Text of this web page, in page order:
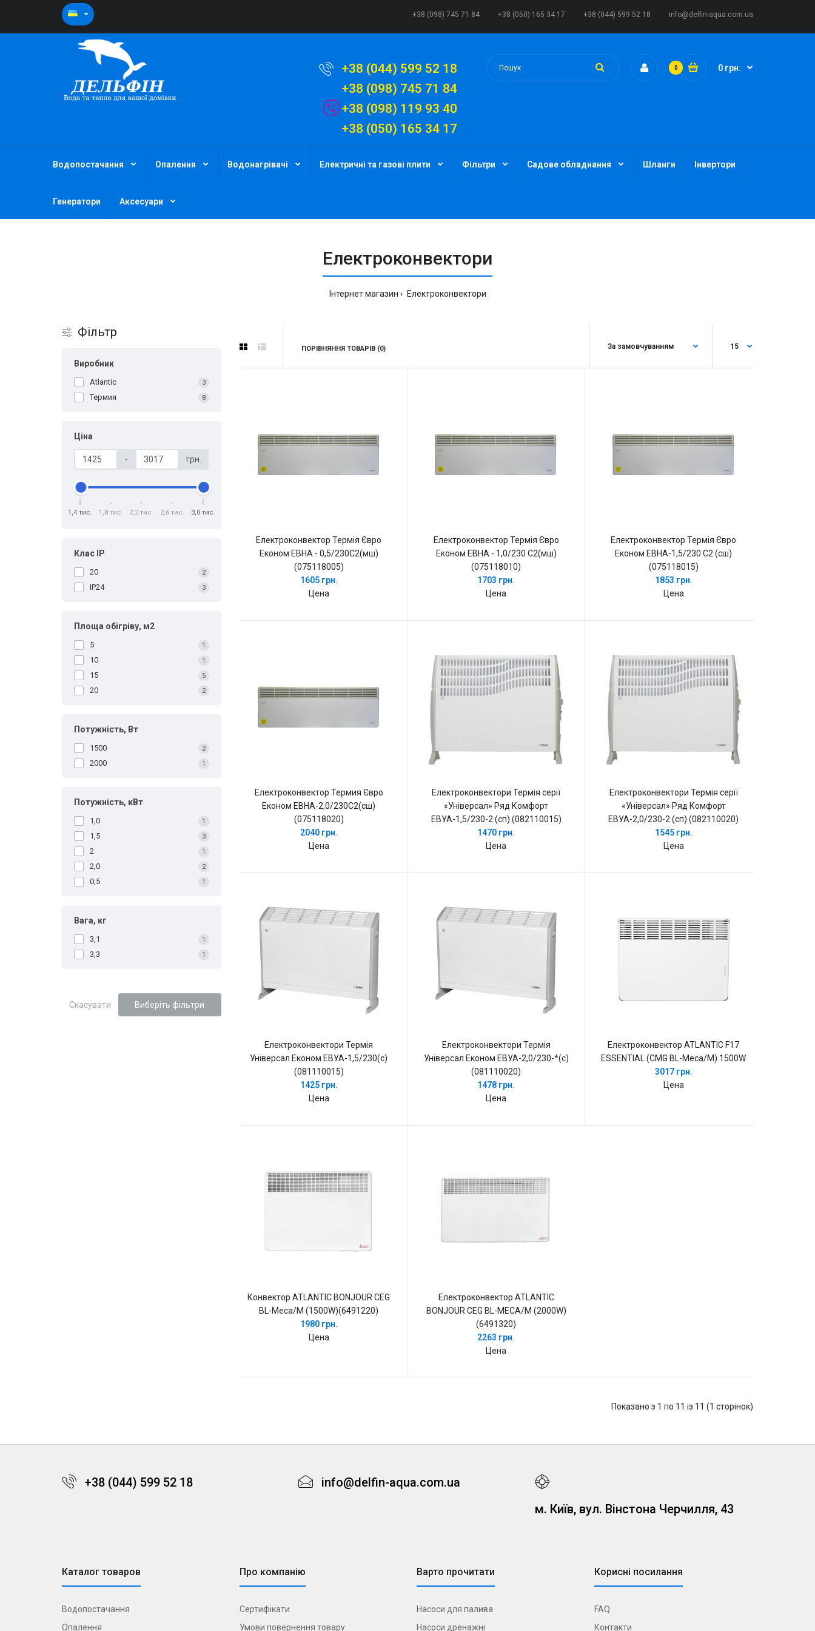
+38 (098) 745 71 84 +38 (050) 165 34 17 +38 (044) 599 52 18 info@delfin-aqua.com.ua
+38 (044) 599 52 18
+38 (098) 745 71 84
+38 (098) 119 93 40
+38 (050) 165 34 17
0 0 грн.
Водопостачання Опалення Водонагрівачі Електричні та газові плити Фільтри Садове обладнання Шланги Інвертори
Генератори Аксесуари
Електроконвектори
Інтернет магазин Електроконвектори
Фільтр
Виробник
Atlantic 3
Термия 8
Ціна
- грн.
1,4 тис. 1,8 тис. 2,2 тис. 2,6 тис. 3,0 тис.
Клас IP
20 2
IP24 3
Площа обігріву, м2
5 1
10 1
15 5
20 2
Потужність, ­Вт
1500 2
2000 1
Потужність, кВт
1,0 1
1,5 3
2 1
2,0 2
0,5 1
Вага, кг
3,1 1
3,3 1
Скасувати Виберіть фільтри
ПОРІВНЯННЯ ТОВАРІВ (0)
Електроконвектор Термія Євро
Економ ЕВНА - 0,5/230С2(мш)
(075118005)
1605 грн.
Цена
Електроконвектор Термія Євро
Економ ЕВНА - 1,0/230 С2(мш)
(075118010)
1703 грн.
Цена
Електроконвектор Термія Євро
Економ ЕВНА-1,5/230 С2 (сш)
(075118015)
1853 грн.
Цена
Електроконвектор Термия Євро
Економ ЕВНА-2,0/230С2(сш)
(075118020)
2040 грн.
Цена
Електроконвектори Термія серії
«Універсал» Ряд Комфорт
ЕВУА-1,5/230-2 (сп) (082110015)
1470 грн.
Цена
Електроконвектори Термія серії
«Універсал» Ряд Комфорт
ЕВУА-2,0/230-2 (сп) (082110020)
1545 грн.
Цена
Електроконвектори Термія
Універсал Економ ЕВУА-1,5/230(с)
(081110015)
1425 грн.
Цена
Електроконвектори Термія
Універсал Економ ЕВУА-2,0/230-*(с)
(081110020)
1478 грн.
Цена
Електроконвектор ATLANTIC F17
ESSENTIAL (CMG BL-Мeca/М) 1500W
3017 грн.
Цена
Конвектор ATLANTIC BONJOUR CEG
BL-Meca/M (1500W)(6491220)
1980 грн.
Цена
Електроконвектор ATLANTIC
BONJOUR CEG BL-MECA/M (2000W)
(6491320)
2263 грн.
Цена
Показано з 1 по 11 із 11 (1 сторінок)
+38 (044) 599 52 18
info@delfin-aqua.com.ua
м. Київ, вул. Вінстона Черчилля, 43
Каталог товаров
Водопостачання
Опалення
Про компанію
Сертифікати
Умови повернення товару
Варто прочитати
Насоси для палива
Насоси дренажні
Корисні посилання
FAQ
Контакти